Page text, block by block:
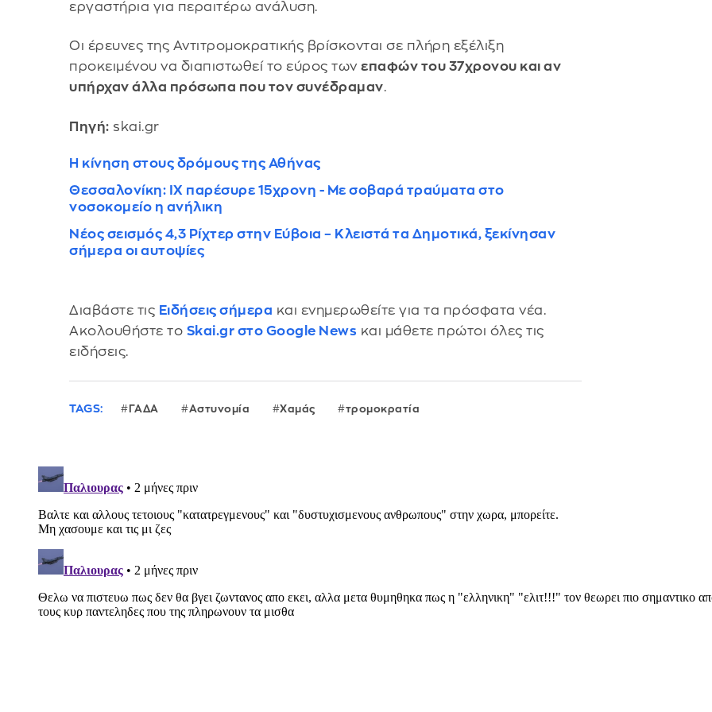
εργαστήρια για περαιτέρω ανάλυση.
​Οι έρευνες της Αντιτρομοκρατικής βρίσκονται σε πλήρη εξέλιξη
προκειμένου να διαπιστωθεί το εύρος τωνεπαφών του 37χρονου και αν
υπήρχαν άλλα πρόσωπα που τον συνέδραμαν.
Πηγή: skai.gr
Η κίνηση στους δρόμους της Αθήνας
Θεσσαλονίκη: ΙΧ παρέσυρε 15χρονη - Με σοβαρά τραύματα στο
νοσοκομείο η ανήλικη
Νέος σεισμός 4,3 Ρίχτερ στην Εύβοια – Κλειστά τα Δημοτικά, ξεκίνησαν
σήμερα οι αυτοψίες
Διαβάστε τις Ειδήσεις σήμερα και ενημερωθείτε για τα πρόσφατα νέα.
Ακολουθήστε το Skai.gr στο Google News και μάθετε πρώτοι όλες τις
ειδήσεις.
TAGS: ΓΑΔΑ Αστυνομία Χαμάς τρομοκρατία